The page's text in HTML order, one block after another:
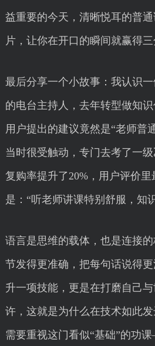
益重要的今天，清晰悦耳的普
片，让你在开口的瞬间就赢得三
最后分享一个小故事：我认识
的电台主持人，去年转型做知
用户提出的建议竟然是“老师普
当时很受触动，专门去考了一
复购率提升了20%，用户评价
是：“听老师讲课特别舒服，知
语言是思维的载体，也是连接
节发得更准确，把每句话说得
升一项技能，更是在打磨自己
许，这就是为什么在技术如此
需要重视这门看似“基础”的功